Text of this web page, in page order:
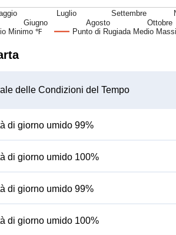
Minimo ℉ Punto di Rugiada Medio
Giugno
Luglio
Agosto
Settembre
Ottobre
delle Condizioni del Tempo
di giorno umido 99%
di giorno umido 100%
di giorno umido 99%
di giorno umido 100%